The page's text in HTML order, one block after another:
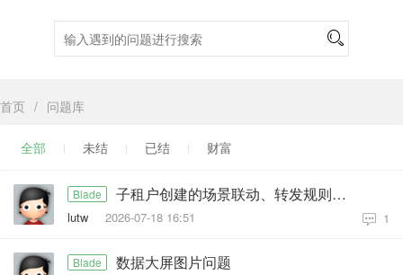
首页 / 问题库
全部 未结 已结 财富
Blade 子租户创建的场景联动、转发规则。租户ID存储错误
lutw 2026-07-18 16:51 1
Blade 数据大屏图片问题